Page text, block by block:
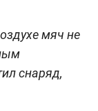
мяч не
снаряд,